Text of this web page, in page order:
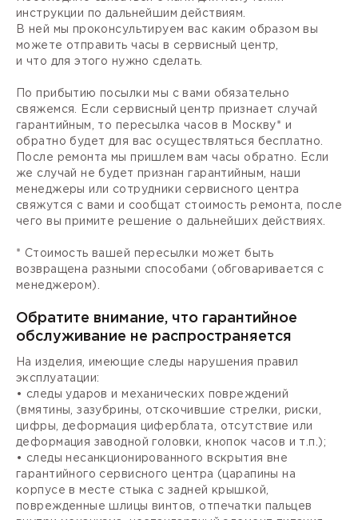
инструкции по дальнейшим действиям.
В ней мы проконсультируем вас каким образом вы
можете отправить часы в сервисный центр,
и что для этого нужно сделать.
По прибытию посылки мы с вами обязательно
свяжемся. Если сервисный центр признает случай
гарантийным, то пересылка часов в Москву* и
обратно будет для вас осуществляться бесплатно.
После ремонта мы пришлем вам часы обратно. Если
же случай не будет признан гарантийным, наши
менеджеры или сотрудники сервисного центра
свяжутся с вами и сообщат стоимость ремонта, после
чего вы примите решение о дальнейших действиях.
* Стоимость вашей пересылки может быть
возвращена разными способами (обговаривается с
менеджером).
Обратите внимание, что гарантийное
обслуживание не распространяется
На изделия, имеющие следы нарушения правил
эксплуатации:
• следы ударов и механических повреждений
(вмятины, зазубрины, отскочившие стрелки, риски,
цифры, деформация циферблата, отсутствие или
деформация заводной головки, кнопок часов и т.п.);
• следы несанкционированного вскрытия вне
гарантийного сервисного центра (царапины на
корпусе в месте стыка с задней крышкой,
поврежденные шлицы винтов, отпечатки пальцев